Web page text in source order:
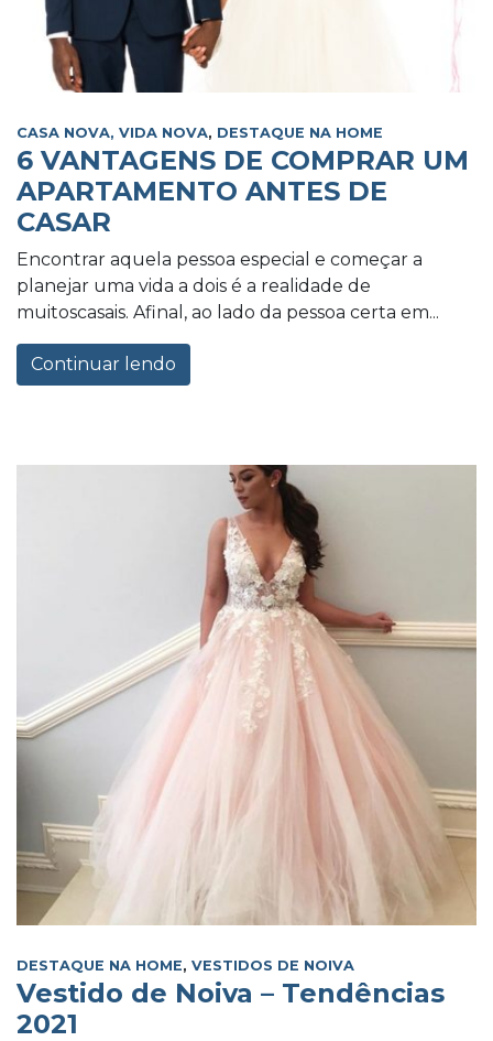
CASA NOVA, VIDA NOVA, DESTAQUE NA HOME
6 VANTAGENS DE COMPRAR UM
APARTAMENTO ANTES DE
CASAR
Encontrar aquela pessoa especial e começar a
planejar uma vida a dois é a realidade de
muitoscasais. Afinal, ao lado da pessoa certa em...
Continuar lendo
DESTAQUE NA HOME, VESTIDOS DE NOIVA
Vestido de Noiva – Tendências
2021